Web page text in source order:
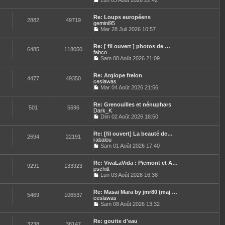
e
r
e
r
n
i
r
m
e
s
s
a
g
e
o
n
s
u
e
r
e
r
n
i
r
m
e
s
s
a
g
e
2882 49719
Re: Loups européens
gemini95
o
n
s
u
e
r
e
r
n
i
r
m
e
s
s
a
g
e
Mar 28 Juil 2026 10:57
6485 118050
Re: [ fil ouvert ] photos de …
fabco
o
n
s
u
e
r
e
r
n
i
r
m
e
s
s
a
g
e
Sam 08 Août 2026 21:09
4477 49350
Re: Argiope frelon
ceslawas
o
n
s
u
e
r
e
r
n
i
r
m
e
s
s
Mar 04 Août 2026 21:56
501 5696
Re: Grenouilles et nénuphars
Dark_K
o
n
s
u
e
r
e
r
n
i
Dim 02 Août 2026 18:50
2694 22191
Re: [fil ouvert] La beauté de…
rabalou
o
n
s
u
e
r
e
Sam 01 Août 2026 17:40
9291 133923
Re: VivaLaVida : Piemont et A…
pschitt
o
n
s
u
e
Lun 03 Août 2026 16:38
5469 106537
Re: Masai Mara by jmr80 (maj …
ceslawas
o
n
Sam 08 Août 2026 13:32
Re: goutte d'eau